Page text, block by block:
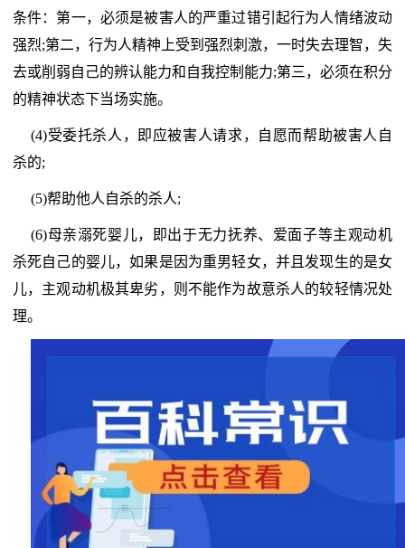
条件：第一，必须是被害人的严重过错引起行为人情绪波动
强烈;第二，行为人精神上受到强烈刺激，一时失去理智，失
去或削弱自己的辨认能力和自我控制能力;第三，必须在积分
的精神状态下当场实施。
(4)受委托杀人，即应被害人请求，自愿而帮助被害人自
杀的;
(5)帮助他人自杀的杀人;
(6)母亲溺死婴儿，即出于无力抚养、爱面子等主观动机
杀死自己的婴儿，如果是因为重男轻女，并且发现生的是女
儿，主观动机极其卑劣，则不能作为故意杀人的较轻情况处
理。